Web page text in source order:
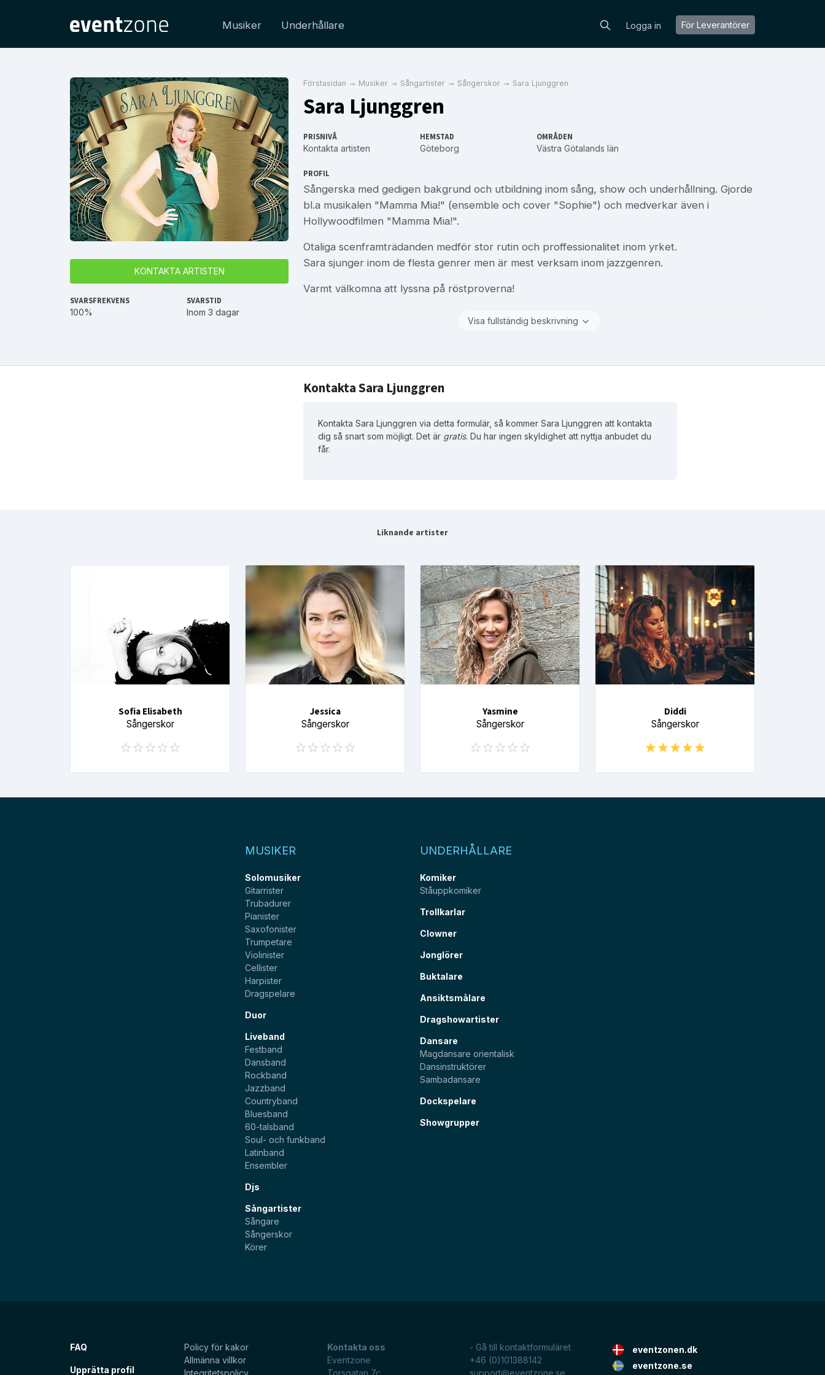
Musiker Underhållare Logga in För Leverantörer
KONTAKTA ARTISTEN
SVARSFREKVENS
100%
SVARSTID
Inom 3 dagar
Förstasidan Musiker Sångartister Sångerskor Sara Ljunggren
Sara Ljunggren
PRISNIVÅ
Kontakta artisten
HEMSTAD
Göteborg
OMRÅDEN
Västra Götalands län
PROFIL
Sångerska med gedigen bakgrund och utbildning inom sång, show och underhållning. Gjorde
bl.a musikalen "Mamma Mia!" (ensemble och cover "Sophie") och medverkar även i
Hollywoodfilmen "Mamma Mia!".
Otaliga scenframträdanden medför stor rutin och proffessionalitet inom yrket.
Sara sjunger inom de flesta genrer men är mest verksam inom jazzgenren.
Varmt välkomna att lyssna på röstproverna!
Visa fullständig beskrivning
Kontakta Sara Ljunggren
Kontakta Sara Ljunggren via detta formulär, så kommer Sara Ljunggren att kontakta
dig så snart som möjligt. Det är gratis. Du har ingen skyldighet att nyttja anbudet du
får.
Liknande artister
Sofia Elisabeth
Sångerskor
Jessica
Sångerskor
Yasmine
Sångerskor
Diddi
Sångerskor
MUSIKER
Solomusiker
Gitarrister
Trubadurer
Pianister
Saxofonister
Trumpetare
Violinister
Cellister
Harpister
Dragspelare
Duor
Liveband
Festband
Dansband
Rockband
Jazzband
Countryband
Bluesband
60-talsband
Soul- och funkband
Latinband
Ensembler
Djs
Sångartister
Sångare
Sångerskor
Körer
UNDERHÅLLARE
Komiker
Ståuppkomiker
Trollkarlar
Clowner
Jonglörer
Buktalare
Ansiktsmålare
Dragshowartister
Dansare
Magdansare orientalisk
Dansinstruktörer
Sambadansare
Dockspelare
Showgrupper
FAQ
Upprätta profil
Policy för kakor
Allmänna villkor
Integritetspolicy
Kontakta oss
Eventzone
Torsgatan 7c
- Gå till kontaktformuläret
+46 (0)101388142
support@eventzone.se
eventzonen.dk
eventzone.se